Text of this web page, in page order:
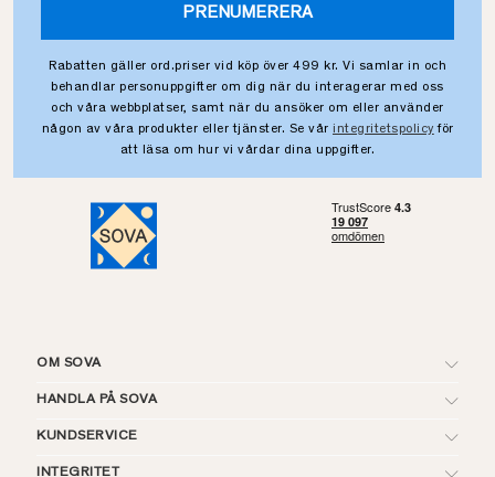
PRENUMERERA
Rabatten gäller ord.priser vid köp över 499 kr. Vi samlar in och
behandlar personuppgifter om dig när du interagerar med oss
och våra webbplatser, samt när du ansöker om eller använder
någon av våra produkter eller tjänster. Se vår integritetspolicy för
att läsa om hur vi vårdar dina uppgifter.
OM SOVA
HANDLA PÅ SOVA
KUNDSERVICE
INTEGRITET